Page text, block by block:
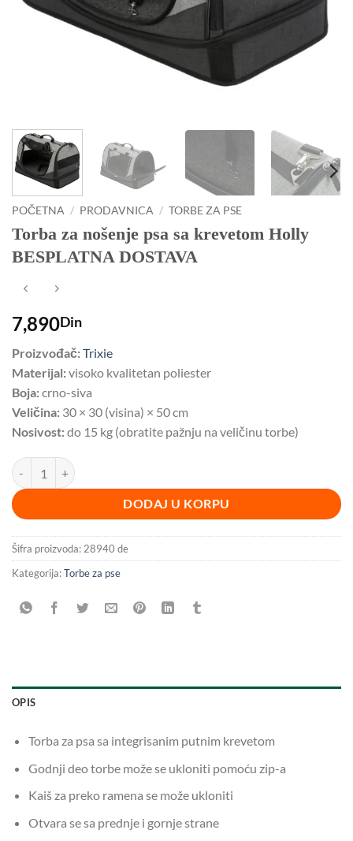
POČETNA / PRODAVNICA / TORBE ZA PSE
Torba za nošenje psa sa krevetom Holly
BESPLATNA DOSTAVA
7,890Din
Proizvođač:Trixie
Materijal:visoko kvalitetan poliester
Boja:crno-siva
Veličina: 30 × 30 (visina) × 50 cm
Nosivost:do 15 kg (obratite pažnju na veličinu torbe)
Torba za nošenje psa sa krevetom Holly BESPLATNA DOSTAVA
DODAJ U KORPU
Šifra proizvoda:28940 de
Kategorija:Torbe za pse
OPIS
Torba za psa sa integrisanim putnim krevetom
Godnji deo torbe može se ukloniti pomoću zip-a
Kaiš za preko ramena se može ukloniti
Otvara se sa prednje i gornje strane